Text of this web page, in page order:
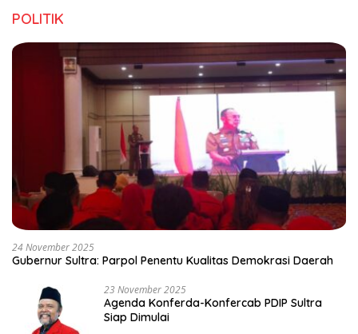
POLITIK
24 November 2025
Gubernur Sultra: Parpol Penentu Kualitas Demokrasi Daerah
23 November 2025
Agenda Konferda-Konfercab PDIP Sultra
Siap Dimulai